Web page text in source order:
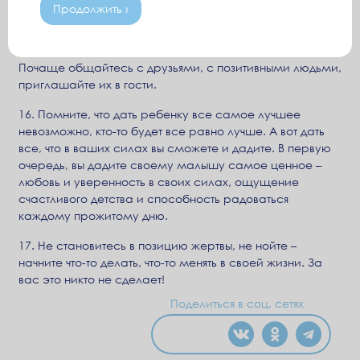
Почаще общайтесь с друзьями, с позитивными людьми,
приглашайте их в гости.
16. Помните, что дать ребенку все самое лучшее
невозможно, кто-то будет все равно лучше. А вот дать
все, что в ваших силах вы сможете и дадите. В первую
очередь, вы дадите своему малышу самое ценное –
любовь и уверенность в своих силах, ощущение
счастливого детства и способность радоваться
каждому прожитому дню.
17. Не становитесь в позицию жертвы, не нойте –
начните что-то делать, что-то менять в своей жизни. За
вас это никто не сделает!
Поделиться в соц. сетях
Продолжить ›